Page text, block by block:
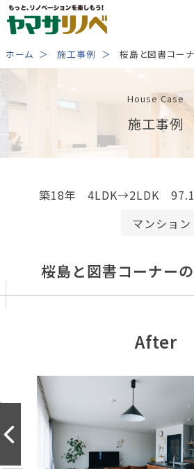
Skip
to
ホーム 施工事例 桜島と図書コー
House Case
施工事例
築18年 4LDK→2LDK
マンション
桜島と図書コーナー
After